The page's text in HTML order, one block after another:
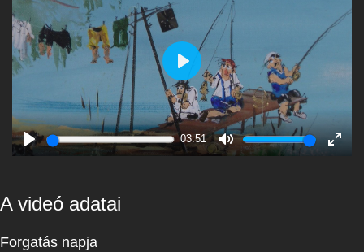
Play
03:51
Mute
Play
A videó adatai
Forgatás napja